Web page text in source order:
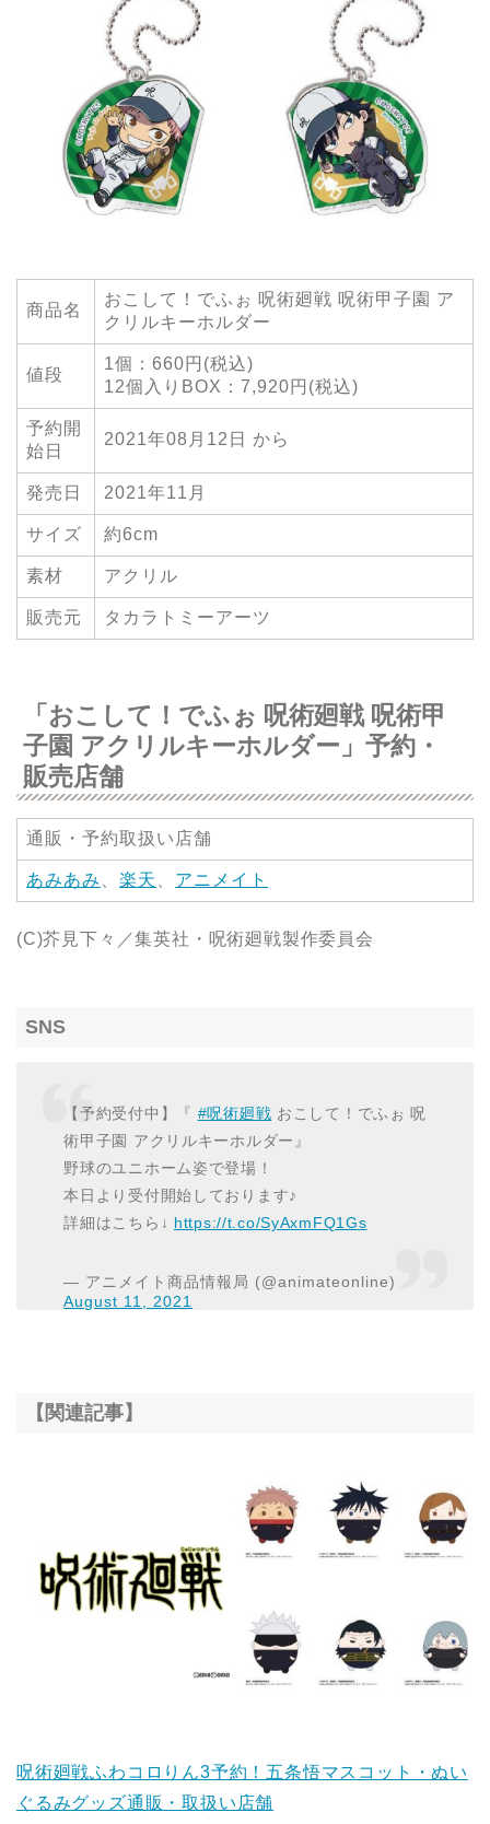
商品名
おこして！でふぉ 呪術廻戦 呪術甲子園 ア
クリルキーホルダー
値段
1個：660円(税込)
12個入りBOX：7,920円(税込)
予約開
始日
2021年08月12日 から
発売日 2021年11月
サイズ 約6cm
素材 アクリル
販売元 タカラトミーアーツ
「おこして！でふぉ 呪術廻戦 呪術甲
子園 アクリルキーホルダー」予約・
販売店舗
通販・予約取扱い店舗
あみあみ 楽天 アニメイト
(C)芥見下々／集英社・呪術廻戦製作委員会
SNS
【予約受付中】『 #呪術廻戦 おこして！でふぉ 呪
術甲子園 アクリルキーホルダー』
野球のユニホーム姿で登場！
本日より受付開始しております♪
詳細はこちら↓ https://t.co/SyAxmFQ1Gs
— アニメイト商品情報局 (@animateonline)
August 11, 2021
【関連記事】
呪術廻戦ふわコロりん3予約！五条悟マスコット・ぬい
ぐるみグッズ通販・取扱い店舗